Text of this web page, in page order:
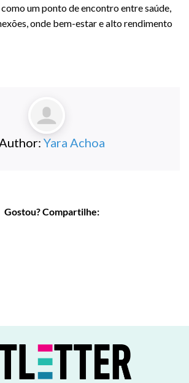
um ponto de encontro entre saúde,
onde bem-estar e alto rendimento
Author: Yara Achoa
Gostou? Compartilhe: